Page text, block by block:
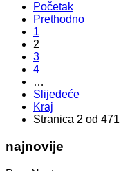
Početak
Prethodno
1
2
3
4
…
Slijedeće
Kraj
Stranica 2 od 471
najnovije